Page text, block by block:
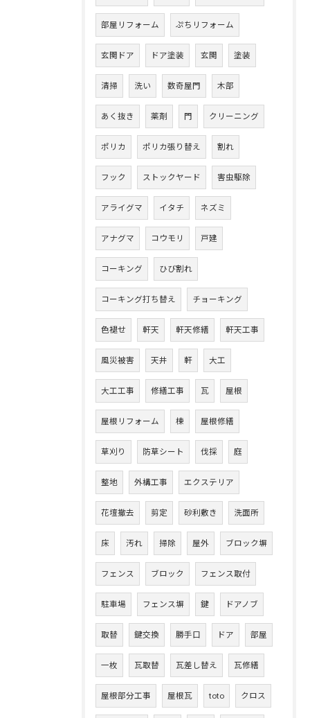
部屋リフォーム ぷちリフォーム
玄関ドア ドア塗装 玄関 塗装
清掃 洗い 数奇屋門 木部
あく抜き 薬剤 門 クリーニング
ポリカ ポリカ張り替え 割れ
フック ストックヤード 害虫駆除
アライグマ イタチ ネズミ
アナグマ コウモリ 戸建
コーキング ひび割れ
コーキング打ち替え チョーキング
色褪せ 軒天 軒天修繕 軒天工事
風災被害 天井 軒 大工
大工工事 修繕工事 瓦 屋根
屋根リフォーム 棟 屋根修繕
草刈り 防草シート 伐採 庭
整地 外構工事 エクステリア
花壇撤去 剪定 砂利敷き 洗面所
床 汚れ 掃除 屋外 ブロック塀
フェンス ブロック フェンス取付
駐車場 フェンス塀 鍵 ドアノブ
取替 鍵交換 勝手口 ドア 部屋
一枚 瓦取替 瓦差し替え 瓦修繕
屋根部分工事 屋根瓦 toto クロス